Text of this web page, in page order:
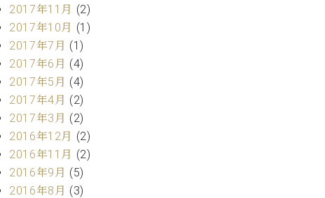
2017年11月 (2)
2017年10月 (1)
2017年7月 (1)
2017年6月 (4)
2017年5月 (4)
2017年4月 (2)
2017年3月 (2)
2016年12月 (2)
2016年11月 (2)
2016年9月 (5)
2016年8月 (3)